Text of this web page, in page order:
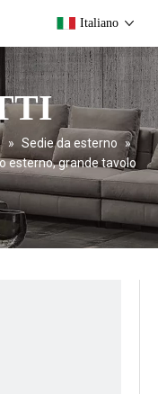
Italiano
» Sedie da esterno »
esterno, grande tavolo